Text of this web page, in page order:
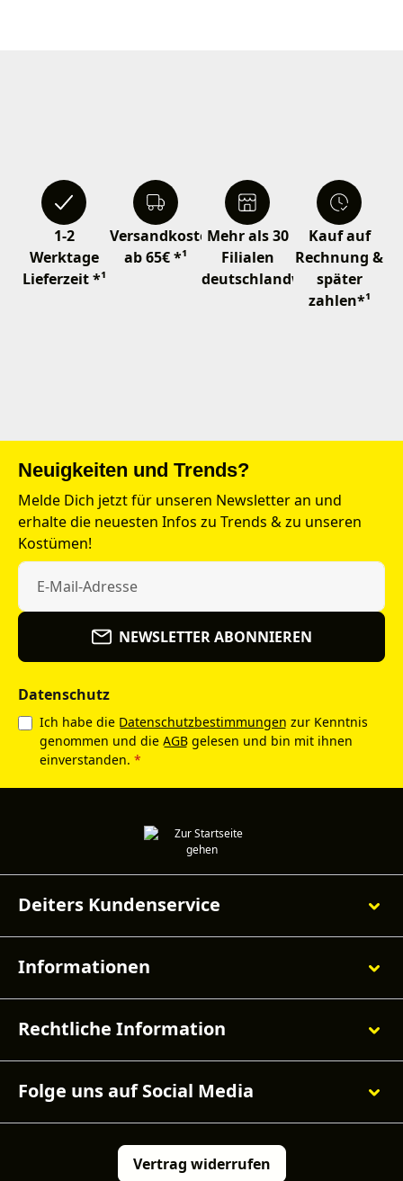
1-2
Werktage
Lieferzeit *¹
Versandkostenfrei
ab 65€ *¹
Mehr als 30
Filialen
deutschlandweit
Kauf auf
Rechnung &
später
zahlen*¹
Neuigkeiten und Trends?
Melde Dich jetzt für unseren Newsletter an und
erhalte die neuesten Infos zu Trends & zu unseren
Kostümen!
NEWSLETTER ABONNIEREN
Datenschutz
Ich habe die Datenschutzbestimmungen zur Kenntnis
genommen und die AGB gelesen und bin mit ihnen
einverstanden. *
Deiters Kundenservice
Informationen
Rechtliche Information
Folge uns auf Social Media
Vertrag widerrufen